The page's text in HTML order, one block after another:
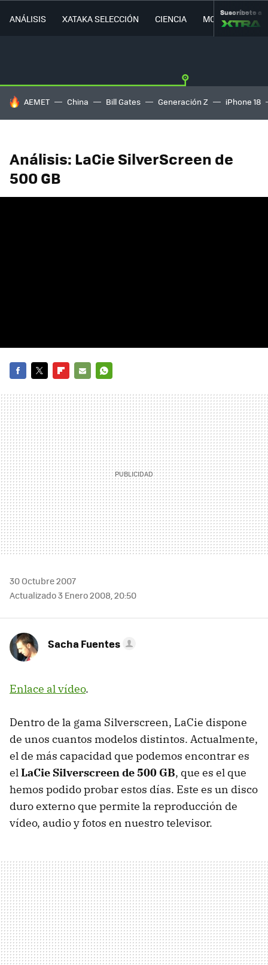
ANÁLISIS XATAKA SELECCIÓN CIENCIA MOVILIDAD
Suscríbete a
HOY SE HABLA DE
AEMET China Bill Gates Generación Z iPhone 18
Análisis: LaCie SilverScreen de
500 GB
MAIL
30 Octubre 2007
Actualizado 3 Enero 2008, 20:50
Sacha Fuentes
Enlace al vídeo.
Dentro de la gama Silverscreen, LaCie dispone
de unos cuantos modelos distintos. Actualmente,
el de más capacidad que podemos encontrar es
elLaCie Silverscreen de 500 GB, que es el que
hemos podido probar estos días. Este es un disco
duro externo que permite la reproducción de
vídeo, audio y fotos en nuestro televisor.